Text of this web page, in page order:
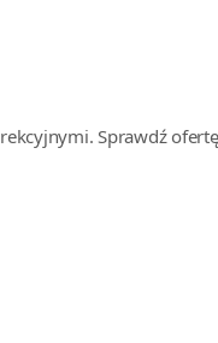
Sprawdź